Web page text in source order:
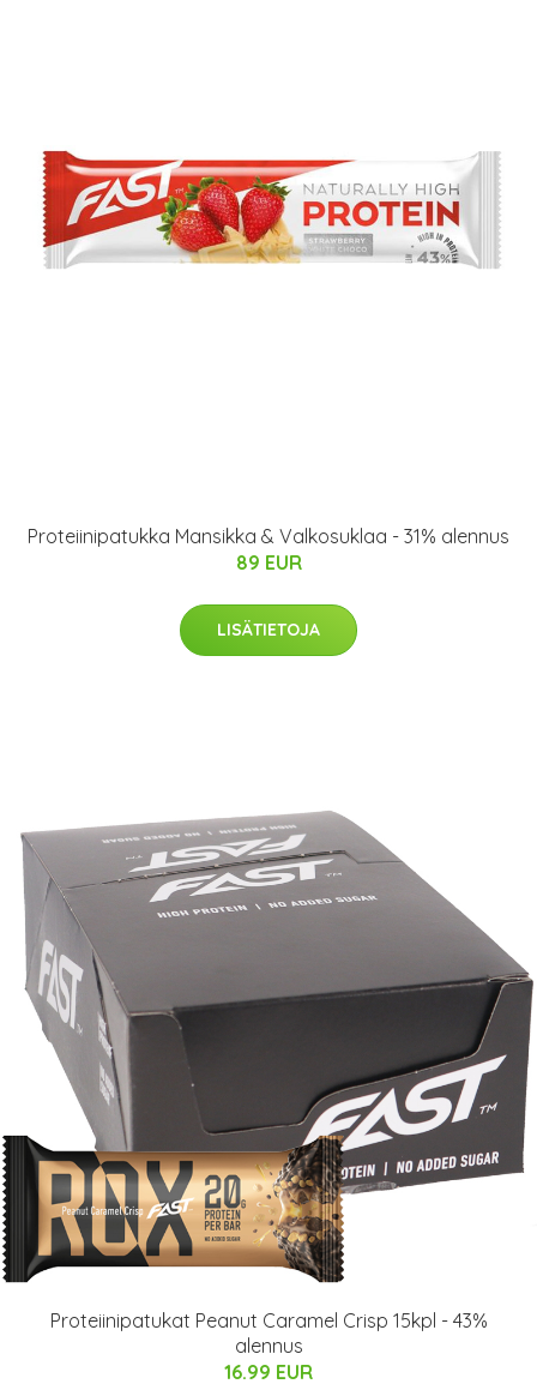
Proteiinipatukka Mansikka & Valkosuklaa - 31% alennus
89 EUR
LISÄTIETOJA
Proteiinipatukat Peanut Caramel Crisp 15kpl - 43%
alennus
16.99 EUR